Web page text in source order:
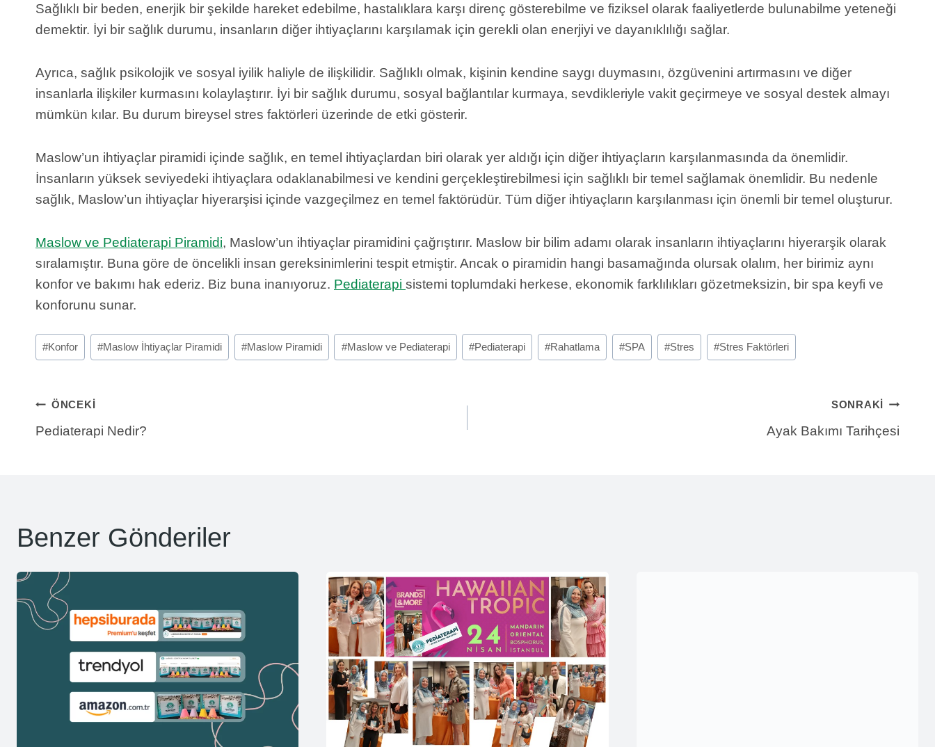
Sağlıklı bir beden, enerjik bir şekilde hareket edebilme, hastalıklara karşı direnç gösterebilme ve fiziksel olarak faaliyetlerde bulunabilme yeteneği
demektir. İyi bir sağlık durumu, insanların diğer ihtiyaçlarını karşılamak için gerekli olan enerjiyi ve dayanıklılığı sağlar.
Ayrıca, sağlık psikolojik ve sosyal iyilik haliyle de ilişkilidir. Sağlıklı olmak, kişinin kendine saygı duymasını, özgüvenini artırmasını ve diğer
insanlarla ilişkiler kurmasını kolaylaştırır. İyi bir sağlık durumu, sosyal bağlantılar kurmaya, sevdikleriyle vakit geçirmeye ve sosyal destek almayı
mümkün kılar. Bu durum bireysel stres faktörleri üzerinde de etki gösterir.
Maslow’un ihtiyaçlar piramidi içinde sağlık, en temel ihtiyaçlardan biri olarak yer aldığı için diğer ihtiyaçların karşılanmasında da önemlidir.
İnsanların yüksek seviyedeki ihtiyaçlara odaklanabilmesi ve kendini gerçekleştirebilmesi için sağlıklı bir temel sağlamak önemlidir. Bu nedenle
sağlık, Maslow’un ihtiyaçlar hiyerarşisi içinde vazgeçilmez en temel faktörüdür. Tüm diğer ihtiyaçların karşılanması için önemli bir temel oluşturur.
Maslow ve Pediaterapi Piramidi, Maslow’un ihtiyaçlar piramidini çağrıştırır. Maslow bir bilim adamı olarak insanların ihtiyaçlarını hiyerarşik olarak
sıralamıştır. Buna göre de öncelikli insan gereksinimlerini tespit etmiştir. Ancak o piramidin hangi basamağında olursak olalım, her birimiz aynı
konfor ve bakımı hak ederiz. Biz buna inanıyoruz. Pediaterapi sistemi toplumdaki herkese, ekonomik farklılıkları gözetmeksizin, bir spa keyfi ve
konforunu sunar.
Etiketleri
Gönder:
#Konfor #Maslow İhtiyaçlar Piramidi #Maslow Piramidi #Maslow ve Pediaterapi #Pediaterapi #Rahatlama #SPA #Stres #Stres Faktörleri
Yazı
gezinmesi
ÖNCEKI
Pediaterapi Nedir?
SONRAKI
Ayak Bakımı Tarihçesi
Benzer Gönderiler